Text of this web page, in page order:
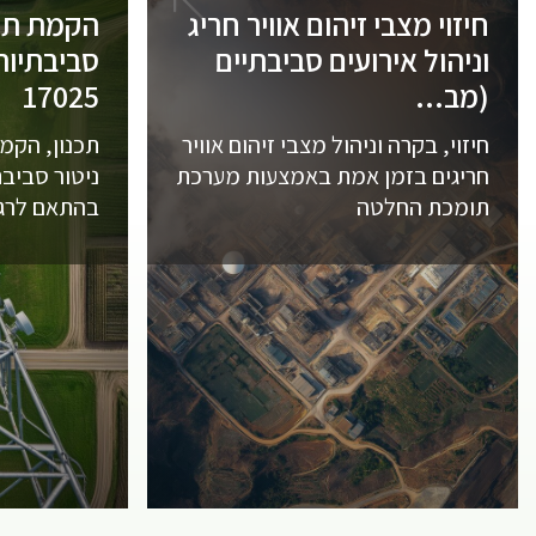
חיזוי מצבי זיהום אוויר חריג
וניהול אירועים סביבתיים
(מב...
חיזוי, בקרה וניהול מצבי זיהום אוויר
חריגים בזמן אמת באמצעות מערכת
תומכת החלטה
הקמת
17025
תכנון,
ניטור
בהתאם